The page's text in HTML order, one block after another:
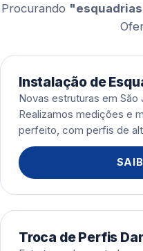
Procurando
Instalação de
Novas estruturas em São
Realizamos medições e
perfeito, com perfis de
Troca de Perfis